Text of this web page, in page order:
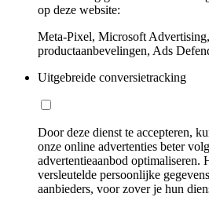
op deze website:
Meta-Pixel, Microsoft
productaanbevelingen, Ads
Uitgebreide conversietracking
Door deze dienst te accepteren,
onze online advertenties beter
advertentieaanbod
versleutelde persoonlijke
aanbieders, voor zover je hun